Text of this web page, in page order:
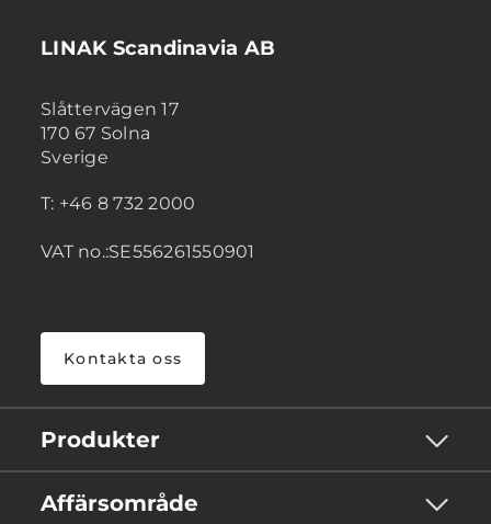
LINAK Scandinavia AB
Slåttervägen 17
170 67 Solna
Sverige
T: +46 8 732 2000
VAT no.:SE556261550901
Kontakta oss
Produkter
Affärsområde